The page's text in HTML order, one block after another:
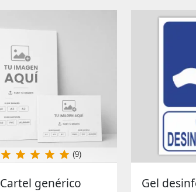
Cartel genérico
(9)
Gel